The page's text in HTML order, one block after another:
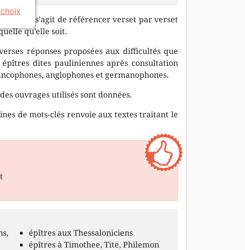
il s’agit de référencer verset par verset
qu’elle soit.
réponses proposées aux difficultés que
dites pauliniennes après consultation
anglophones et germanophones.
ouvrages utilisés sont données.
de mots-clés renvoie aux textes traitant le
épîtres aux Thessaloniciens
épîtres à Timothee, Tite, Philemon